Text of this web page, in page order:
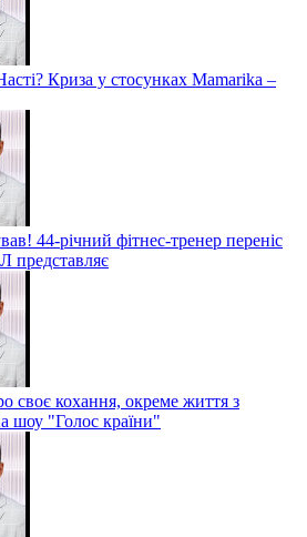
Криза у стосунках Mamarika –
44-річний фітнес-тренер переніс
представляє
кохання, окреме життя з
шоу "Голос країни"